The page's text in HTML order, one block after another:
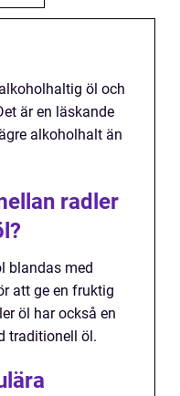
öl och
är en läskande
alkoholhalt än
radler
blandas med
att ge en fruktig
öl har också en
traditionell öl.